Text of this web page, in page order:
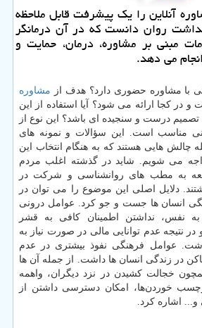
آنلاین را یك پیشرفت قابل ملاحظه
روان دانست كه در آن درمانگر
مبنی بر مشاوره، درمان، حمایت و
می دهد.
با مشاوره حضوری دارد؟ هدف از مشاوره
و در کجا ارائه می شود؟ آیا استفاده از این
درست و سنجیده ای باشد؟ این نوع از
مناسب است. این سؤالات و نمونه های
چالش هایی هستند که به هنگام انتخاب این
می شویم. شاید در گذشته اغلب مردم
به مطب های روانشناسی و شرکت در
دلایل اصلی این موضوع را می توان در
انسان ها جست و جو کرد. عوامل درونی
نفس، نداشتن اطمینان کافی به قشر
نتیجه عدم توانایی مالی در صورت نیاز به
عوامل فرهنگی نفوذ بیشتری در عدم
در زندگی انسان ها داشت. از جمله آن ها
خجالت کشیدن در نزد دیگران، واهمه
خوردن‌ها، امکان دسترسی داشتن از
اشاره کرد.